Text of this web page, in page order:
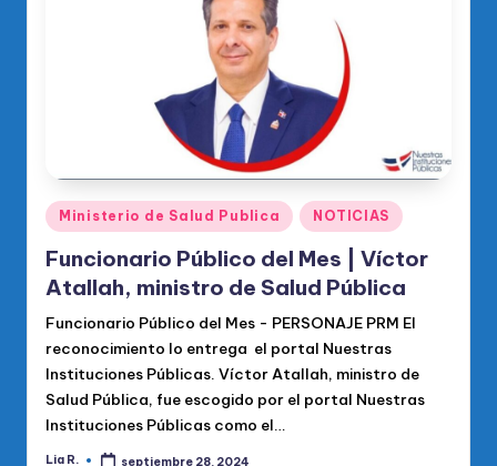
Publicado
en
Ministerio de Salud Publica NOTICIAS
Funcionario Público del Mes | Víctor
Atallah, ministro de Salud Pública
Funcionario Público del Mes - PERSONAJE PRM El
reconocimiento lo entrega el portal Nuestras
Instituciones Públicas. Víctor Atallah, ministro de
Salud Pública, fue escogido por el portal Nuestras
Instituciones Públicas como el…
Lia R. septiembre 28, 2024